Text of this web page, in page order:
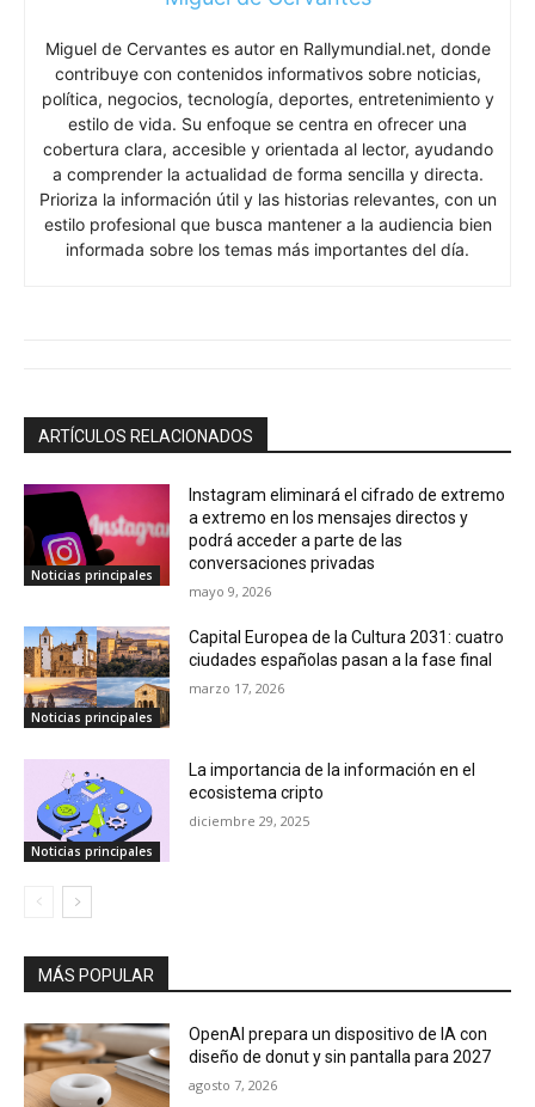
Miguel de Cervantes es autor en Rallymundial.net, donde
contribuye con contenidos informativos sobre noticias,
política, negocios, tecnología, deportes, entretenimiento y
estilo de vida. Su enfoque se centra en ofrecer una
cobertura clara, accesible y orientada al lector, ayudando
a comprender la actualidad de forma sencilla y directa.
Prioriza la información útil y las historias relevantes, con un
estilo profesional que busca mantener a la audiencia bien
informada sobre los temas más importantes del día.
ARTÍCULOS RELACIONADOS
Noticias principales
Instagram eliminará el cifrado de extremo
a extremo en los mensajes directos y
podrá acceder a parte de las
conversaciones privadas
mayo 9, 2026
Noticias principales
Capital Europea de la Cultura 2031: cuatro
ciudades españolas pasan a la fase final
marzo 17, 2026
Noticias principales
La importancia de la información en el
ecosistema cripto
diciembre 29, 2025
MÁS POPULAR
OpenAI prepara un dispositivo de IA con
diseño de donut y sin pantalla para 2027
agosto 7, 2026